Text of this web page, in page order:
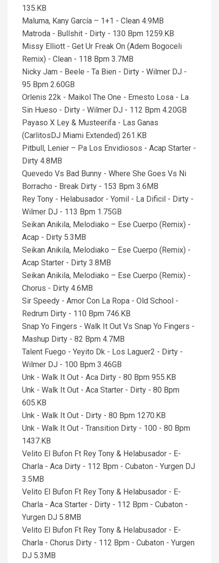
135.KB
Maluma, Kany García – 1+1 - Clean 4.9MB
Matroda - Bullshit - Dirty - 130 Bpm 1259.KB
Missy Elliott - Get Ur Freak On (Adem Bogoceli
Remix) - Clean - 118 Bpm 3.7MB
Nicky Jam - Beele - Ta Bien - Dirty - Wilmer DJ -
95 Bpm 2.60GB
Orlenis 22k - Maikol The One - Ernesto Losa - La
Sin Hueso - Dirty - Wilmer DJ - 112 Bpm 4.20GB
Payaso X Ley & Musteerifa - Las Ganas
(CarlitosDJ Miami Extended) 261.KB
Pitbull, Lenier – Pa Los Envidiosos - Acap Starter -
Dirty 4.8MB
Quevedo Vs Bad Bunny - Where She Goes Vs Ni
Borracho - Break Dirty - 153 Bpm 3.6MB
Rey Tony - Helabusador - Yomil - La Dificil - Dirty -
Wilmer DJ - 113 Bpm 1.75GB
Seikan Anikila, Melodiako – Ese Cuerpo (Remix) -
Acap - Dirty 5.3MB
Seikan Anikila, Melodiako – Ese Cuerpo (Remix) -
Acap Starter - Dirty 3.8MB
Seikan Anikila, Melodiako – Ese Cuerpo (Remix) -
Chorus - Dirty 4.6MB
Sir Speedy - Amor Con La Ropa - Old School -
Redrum Dirty - 110 Bpm 746.KB
Snap Yo Fingers - Walk It Out Vs Snap Yo Fingers -
Mashup Dirty - 82 Bpm 4.7MB
Talent Fuego - Yeyito Dk - Los Laguer2 - Dirty -
Wilmer DJ - 100 Bpm 3.46GB
Unk - Walk It Out - Aca Dirty - 80 Bpm 955.KB
Unk - Walk It Out - Aca Starter - Dirty - 80 Bpm
605.KB
Unk - Walk It Out - Dirty - 80 Bpm 1270.KB
Unk - Walk It Out - Transition Dirty - 100 - 80 Bpm
1437.KB
Velito El Bufon Ft Rey Tony & Helabusador - E-
Charla - Aca Dirty - 112 Bpm - Cubaton - Yurgen DJ
3.5MB
Velito El Bufon Ft Rey Tony & Helabusador - E-
Charla - Aca Starter - Dirty - 112 Bpm - Cubaton -
Yurgen DJ 5.8MB
Velito El Bufon Ft Rey Tony & Helabusador - E-
Charla - Chorus Dirty - 112 Bpm - Cubaton - Yurgen
DJ 5.3MB